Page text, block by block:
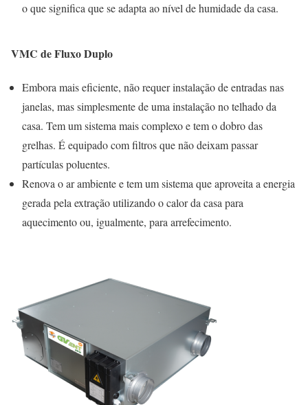
o que significa que se adapta ao nível de humidade da casa.
VMC de Fluxo Duplo
Embora mais eficiente, não requer instalação de entradas nas
janelas, mas simplesmente de uma instalação no telhado da
casa. Tem um sistema mais complexo e tem o dobro das
grelhas. É equipado com filtros que não deixam passar
partículas poluentes.
Renova o ar ambiente e tem um sistema que aproveita a energia
gerada pela extração utilizando o calor da casa para
aquecimento ou, igualmente, para arrefecimento.